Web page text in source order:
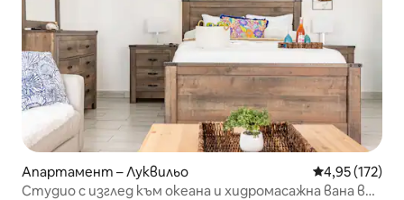
Апартамент – Луквильо Средна
4,95 (172)
Студио с изглед към океана и хидромасажна вана в